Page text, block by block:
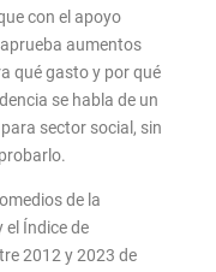
con el apoyo
aumentos
qué gasto y por qué
se habla de un
sector social, sin
de la
el Índice de
2012 y 2023 de